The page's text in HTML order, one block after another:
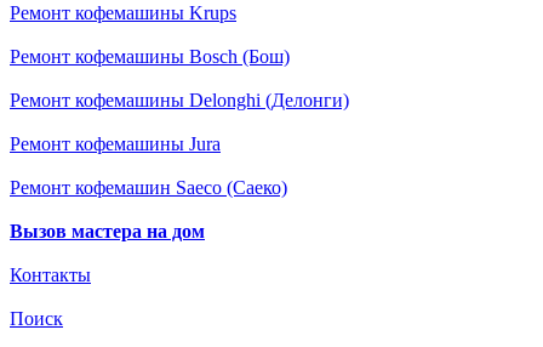
Ремонт кофемашины Krups
Ремонт кофемашины Bosch (Бош)
Ремонт кофемашины Delonghi (Делонги)
Ремонт кофемашины Jura
Ремонт кофемашин Saeco (Саеко)
Вызов мастера на дом
Контакты
Поиск